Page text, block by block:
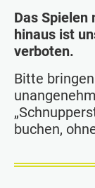
Das
hinaus ist
verboten.
Bitte
buchen,